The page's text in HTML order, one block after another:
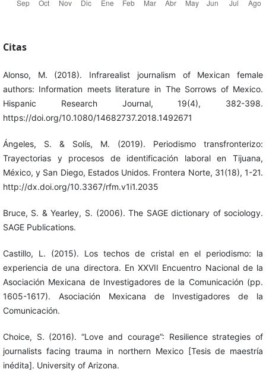
Citas
Alonso, M. (2018). Infrarealist journalism of Mexican female
authors: Information meets literature in The Sorrows of Mexico.
Hispanic Research Journal, 19(4), 382-398.
https://doi.org/10.1080/14682737.2018.1492671
Ángeles, S. & Solís, M. (2019). Periodismo transfronterizo:
Trayectorias y procesos de identificación laboral en Tijuana,
México, y San Diego, Estados Unidos. Frontera Norte, 31(18), 1-21.
http://dx.doi.org/10.3367/rfm.v1i1.2035
Bruce, S. & Yearley, S. (2006). The SAGE dictionary of sociology.
SAGE Publications.
Castillo, L. (2015). Los techos de cristal en el periodismo: la
experiencia de una directora. En XXVII Encuentro Nacional de la
Asociación Mexicana de Investigadores de la Comunicación (pp.
1605-1617). Asociación Mexicana de Investigadores de la
Comunicación.
Choice, S. (2016). “Love and courage”: Resilience strategies of
journalists facing trauma in northern Mexico [Tesis de maestría
inédita]. University of Arizona.